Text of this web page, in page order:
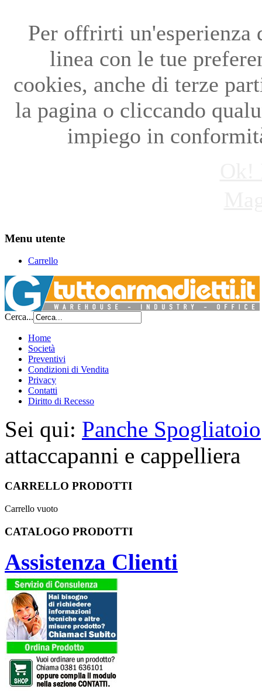
Per offrirti un'esperienza
linea con le tue
cookies, anche di terze
la pagina o cliccando
impiego in
Menu utente
Carrello
Cerca...
Home
Società
Preventivi
Condizioni di Vendita
Privacy
Contatti
Diritto di Recesso
Sei qui: Panche Spogliatoio
attaccapanni e cappelliera
CARRELLO PRODOTTI
Carrello vuoto
CATALOGO PRODOTTI
Assistenza Clienti